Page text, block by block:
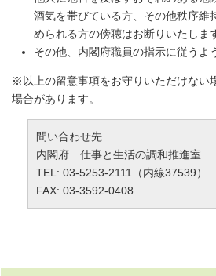
酒気を帯びている方、その他秩序維
められる方の傍聴はお断りいたしま
その他、内閣府職員の指示に従うよ
※以上の留意事項をお守りいただけない
場合があります。
問い合わせ先
内閣府 仕事と生活の調和推進室
TEL: 03-5253-2111（内線37539）
FAX: 03-3592-0408